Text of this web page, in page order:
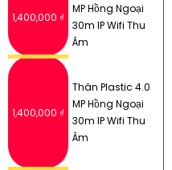
1,400,000 ₫
MP Hồng Ngoại
30m IP Wifi Thu
Âm
1,400,000 ₫
Thân Plastic 4.0
MP Hồng Ngoại
30m IP Wifi Thu
Âm